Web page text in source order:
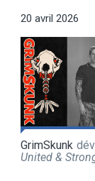
20 avril 2026
GrimSkunk
United &